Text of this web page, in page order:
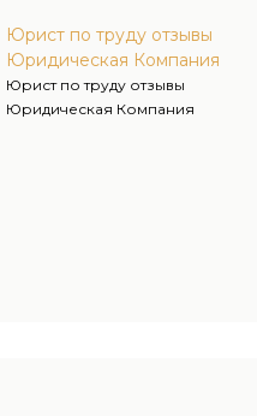
Юрист по труду отзывы
Юридическая Компания
Юрист по труду отзывы
Юридическая Компания